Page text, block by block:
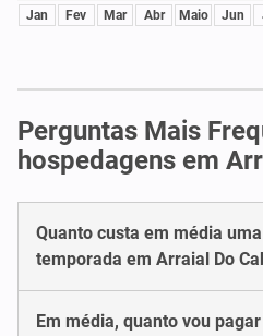
Jan Fev Mar Abr Maio Jun
Perguntas Mais
hospedagens em
Quanto custa em média
temporada em Arraial Do
Em média, quanto vou